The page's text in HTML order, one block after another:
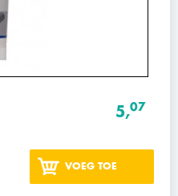
5,07
VOEG TOE